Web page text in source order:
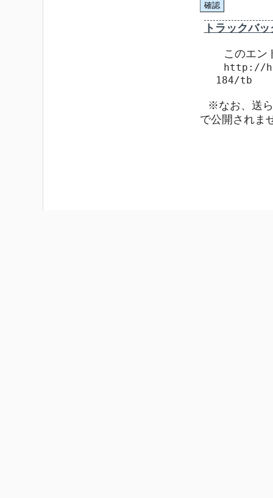
トラックバッ
このエン
http://
184/tb
※なお、送
で公開されま